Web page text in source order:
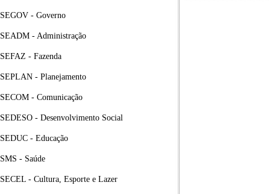
SEGOV - Governo
SEADM - Administração
SEFAZ - Fazenda
SEPLAN - Planejamento
SECOM - Comunicação
SEDESO - Desenvolvimento Social
SEDUC - Educação
SMS - Saúde
SECEL - Cultura, Esporte e Lazer